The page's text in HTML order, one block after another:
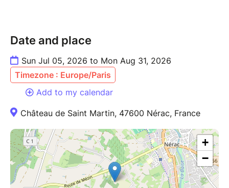
Date and place
Sun Jul 05, 2026 to Mon Aug 31, 2026
Timezone : Europe/Paris
Add to my calendar
Château de Saint Martin, 47600 Nérac, France
+
−